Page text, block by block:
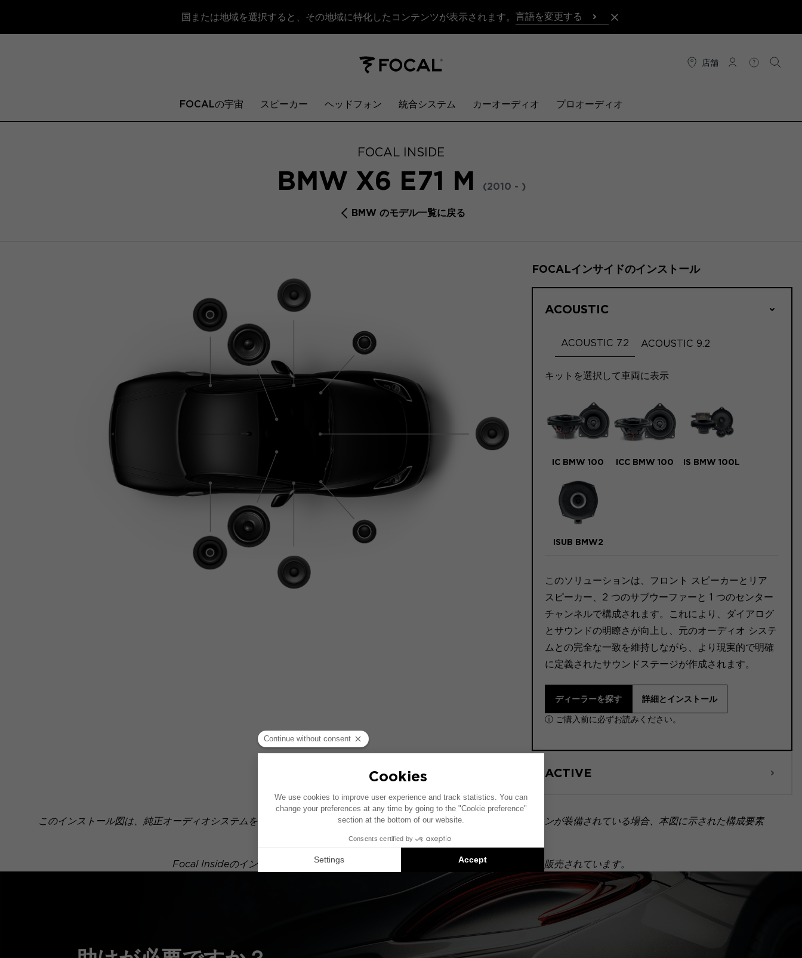
国または地域を選択すると、その地域に特化したコンテンツが表示されます。 言語を変更する
店舗
接続 ヘルプ検索
FOCALの宇宙 スピーカー ヘッドフォン 統合システム カーオーディオ プロオーディオ
FOCAL INSIDE
BMW X6 E71 M (2010 - )
BMW のモデル一覧に戻る
FOCALインサイドのインストール
ACOUSTIC
ACOUSTIC 7.2 ACOUSTIC 9.2
キットを選択して車両に表示
IC BMW 100 ICC BMW 100 IS BMW 100L
ISUB BMW2
このソリューションは、フロント スピーカーとリア
スピーカー、2 つのサブウーファーと 1 つのセンター
チャンネルで構成されます。これにより、ダイアログ
とサウンドの明瞭さが向上し、元のオーディオ システ
ムとの完全な一致を維持しながら、より現実的で明確
に定義されたサウンドステージが作成されます。
ディーラーを探す 詳細とインストール
ⓘ ご購入前に必ずお読みください。
ACTIVE
このインストール図は、純正オーディオシステムを搭載した車両を基に作成されています。特定のハイファイオプションが装備されている場合、本図に示された構成要素
の配置が異なることがあります。
Focal Insideのインストールは対応製品の提案です。各製品はセットではなく、個別に販売されています。